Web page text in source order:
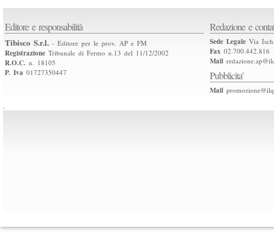
Editore e responsabilità
Tibisco S.r.l. - Editore per le prov. AP e FM
Registrazione Tribunale di Fermo n.13 del 11/12/2002
R.O.C. n. 18105
P. Iva 01727350447
Redazione e
Sede Legale Via
Fax 02.700.442.816
Mail
Pubblicita'
Mail
.